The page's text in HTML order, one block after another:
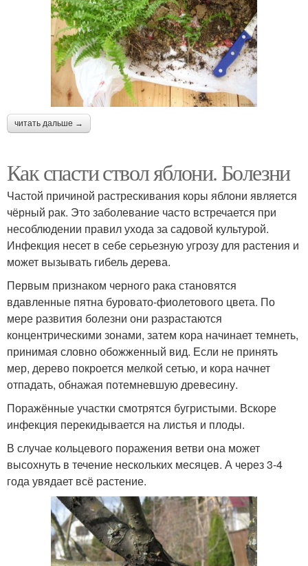
читать дальше →
Как спасти ствол яблони. Болезни
Частой причиной растрескивания коры яблони является
чёрный рак. Это заболевание часто встречается при
несоблюдении правил ухода за садовой культурой.
Инфекция несет в себе серьезную угрозу для растения и
может вызывать гибель дерева.
Первым признаком черного рака становятся
вдавленные пятна буровато-фиолетового цвета. По
мере развития болезни они разрастаются
концентрическими зонами, затем кора начинает темнеть,
принимая словно обожженный вид. Если не принять
мер, дерево покроется мелкой сетью, и кора начнет
отпадать, обнажая потемневшую древесину.
Поражённые участки смотрятся бугристыми. Вскоре
инфекция перекидывается на листья и плоды.
В случае кольцевого поражения ветви она может
высохнуть в течение нескольких месяцев. А через 3-4
года увядает всё растение.